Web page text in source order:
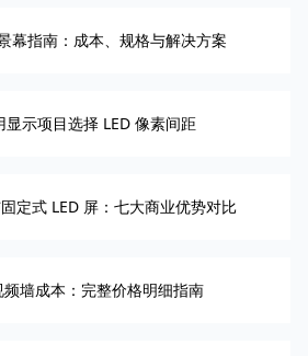
幕指南：成本、规格与解决方案
显示项目选择 LED 像素间距
定式 LED 屏：七大商业优势对比
频墙成本：完整价格明细指南